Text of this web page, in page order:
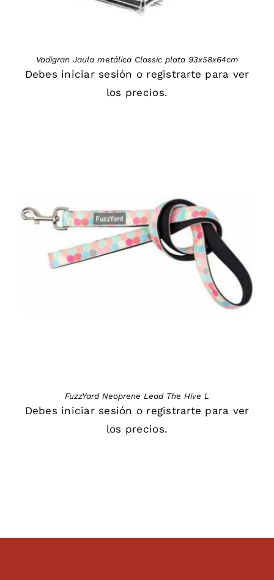
Vadigran Jaula metálica Classic plata 93x58x64cm
Debes iniciar sesión o registrarte para ver
los precios.
FuzzYard Neoprene Lead The Hive L
Debes iniciar sesión o registrarte para ver
los precios.